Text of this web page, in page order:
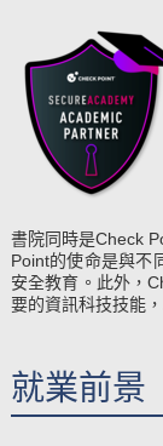
書院同時是Check
Point的使命是與不
安全教育。此外，
要的資訊科技技能
就業前景